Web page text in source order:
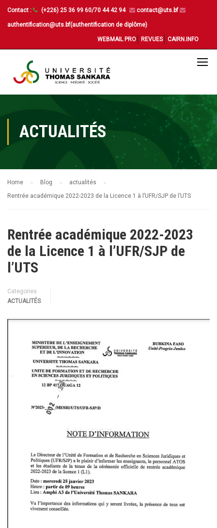
Contact : (+226) 25 36 99 60/70 44 42 94 contact@uts.bf
authentification@uts.bf(authentification de diplôme)
WEBMAIL PRO REVUES CAIRN.INFO
ACTUALITÉS
Home Blog
actualités
Rentrée académique 2022-2023 de la Licence 1 à l’UFR/SJP de l’UTS
Rentrée académique 2022-2023
de la Licence 1 à l’UFR/SJP de
l’UTS
Categories
ACTUALITÉS